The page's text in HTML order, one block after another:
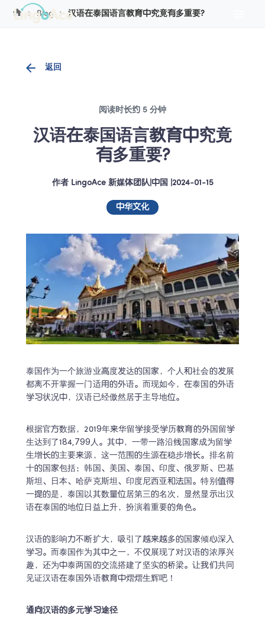
Blog 汉语在泰国语言教育中究竟有多重要?
返回
阅读时长约 5 分钟
汉语在泰国语言教育中究竟
有多重要?
作者 LingoAce 新媒体团队| 中国 2024-01-15
中华文化
泰国作为一个旅游业高度发达的国家，个人和社会的发展
都离不开掌握一门适用的外语。而现如今，在泰国的外语
学习状况中，汉语已经傲然居于主导地位。
根据官方数据，2019年来华留学接受学历教育的外国留学
生达到了184,799人。其中，一带一路沿线国家成为留学
生增长的主要来源，这一范围的生源在稳步增长。排名前
十的国家包括：韩国、美国、泰国、印度、俄罗斯、巴基
斯坦、日本、哈萨克斯坦、印度尼西亚和法国。特别值得
一提的是，泰国以其数量位居第三的名次，显然显示出汉
语在泰国的地位日益上升，扮演着重要的角色。
汉语的影响力不断扩大，吸引了越来越多的国家倾心深入
学习。而泰国作为其中之一，不仅展现了对汉语的浓厚兴
趣，还为中泰两国的交流搭建了坚实的桥梁。让我们共同
见证汉语在泰国外语教育中熠熠生辉吧！
通向汉语的多元学习途径
Cookie管理